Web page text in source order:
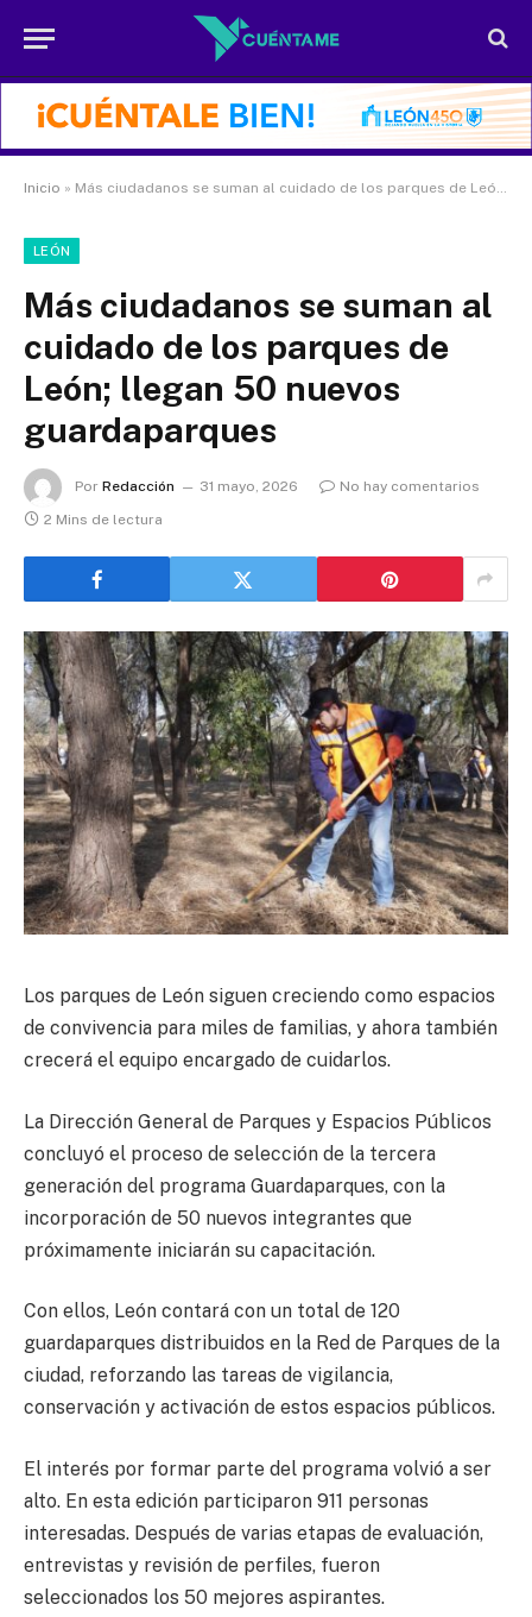
Inicio » Más ciudadanos se suman al cuidado de los parques de León; llegan 50 nuevos guardaparques
LEÓN
Más ciudadanos se suman al
cuidado de los parques de
León; llegan 50 nuevos
guardaparques
Por Redacción 31 mayo, 2026
No hay comentarios
2 Mins de lectura
Los parques de León siguen creciendo como espacios
de convivencia para miles de familias, y ahora también
crecerá el equipo encargado de cuidarlos.
La Dirección General de Parques y Espacios Públicos
concluyó el proceso de selección de la tercera
generación del programa Guardaparques, con la
incorporación de 50 nuevos integrantes que
próximamente iniciarán su capacitación.
Con ellos, León contará con un total de 120
guardaparques distribuidos en la Red de Parques de la
ciudad, reforzando las tareas de vigilancia,
conservación y activación de estos espacios públicos.
El interés por formar parte del programa volvió a ser
alto. En esta edición participaron 911 personas
interesadas. Después de varias etapas de evaluación,
entrevistas y revisión de perfiles, fueron
seleccionados los 50 mejores aspirantes.